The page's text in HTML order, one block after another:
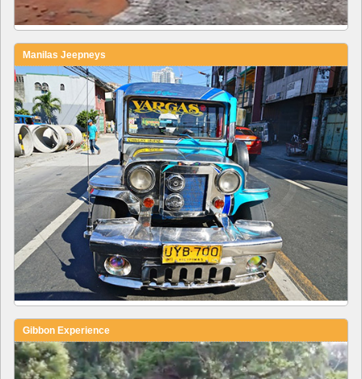
Manilas Jeepneys
Gibbon Experience